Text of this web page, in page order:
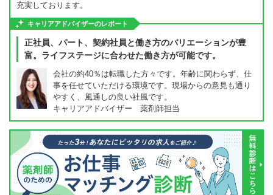
充実しております。
キャリアアドバイザーのレポート
正社員、パート、契約社員と働き方のバリエーションが豊
富。ライフステージに合わせた働き方が可能です。
会社の約40％は転職した方々です。年齢に関わらず、仕
事を任せていただける環境です。現場からの意見も通り
やすく、風通しの良い社風です。
キャリアアドバイザー 薬剤師担当